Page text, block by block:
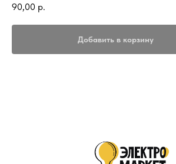
90,00 р.
Добавить в корзину